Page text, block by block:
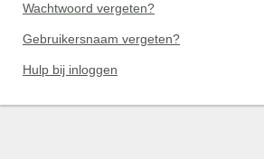
Wachtwoord vergeten?
Gebruikersnaam vergeten?
Hulp bij inloggen